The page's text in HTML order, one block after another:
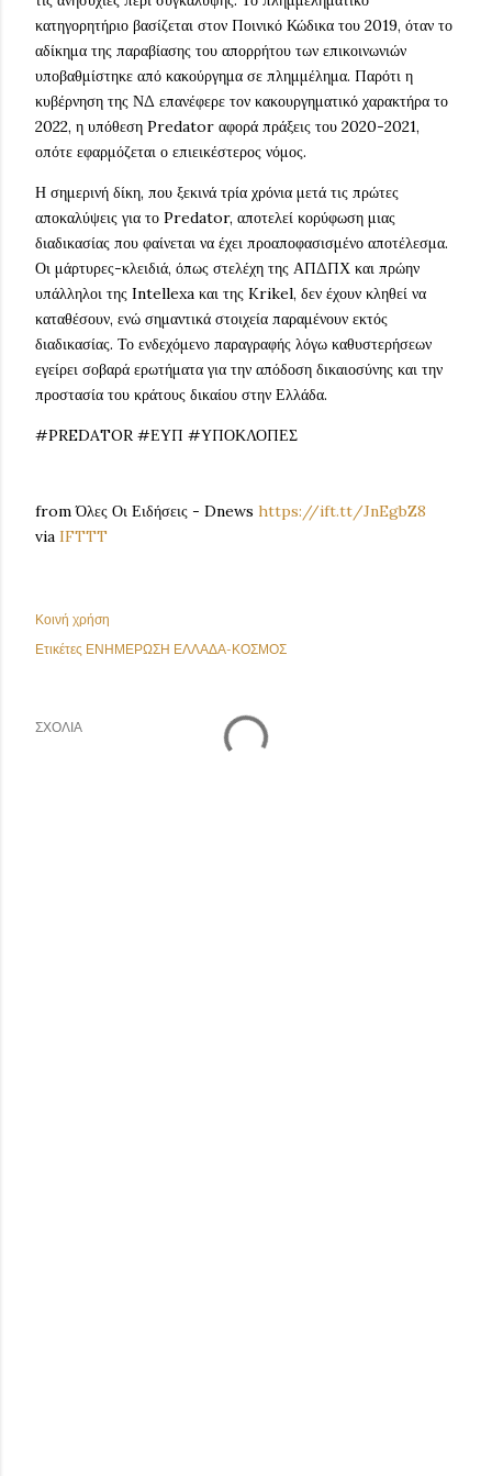
κατηγορητήριο βασίζεται στον Ποινικό Κώδικα του 2019, όταν το
αδίκημα της παραβίασης του απορρήτου των επικοινωνιών
υποβαθμίστηκε από κακούργημα σε πλημμέλημα. Παρότι η
κυβέρνηση της ΝΔ επανέφερε τον κακουργηματικό χαρακτήρα το
2022, η υπόθεση Predator αφορά πράξεις του 2020-2021,
οπότε εφαρμόζεται ο επιεικέστερος νόμος.
Η σημερινή δίκη, που ξεκινά τρία χρόνια μετά τις πρώτες
αποκαλύψεις για το Predator, αποτελεί κορύφωση μιας
διαδικασίας που φαίνεται να έχει προαποφασισμένο αποτέλεσμα.
Οι μάρτυρες-κλειδιά, όπως στελέχη της ΑΠΔΠΧ και πρώην
υπάλληλοι της Intellexa και της Krikel, δεν έχουν κληθεί να
καταθέσουν, ενώ σημαντικά στοιχεία παραμένουν εκτός
διαδικασίας. Το ενδεχόμενο παραγραφής λόγω καθυστερήσεων
εγείρει σοβαρά ερωτήματα για την απόδοση δικαιοσύνης και την
προστασία του κράτους δικαίου στην Ελλάδα.
#PREDATOR #ΕΥΠ #ΥΠΟΚΛΟΠΕΣ
from Όλες Οι Ειδήσεις - Dnews https://ift.tt/JnEgbZ8
via IFTTT
Κοινή χρήση
Ετικέτες ΕΝΗΜΕΡΩΣΗ ΕΛΛΑΔΑ-ΚΟΣΜΟΣ
ΣΧΌΛΙΑ